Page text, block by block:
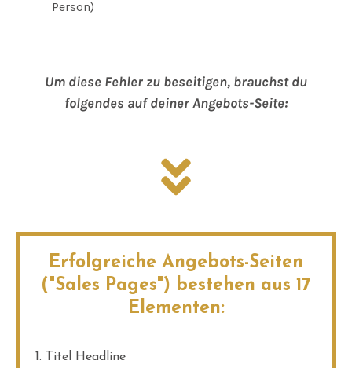
Person)
Um diese Fehler zu beseitigen, brauchst du
folgendes auf deiner Angebots-Seite:
Erfolgreiche Angebots-Seiten
("Sales Pages") bestehen aus 17
Elementen:
1. Titel Headline